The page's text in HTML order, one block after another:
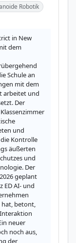
Robotik
in New
dem
Schule an
mit dem
arbeitet und
Der
und
Kontrolle
äußerten
und
Der
geplant
ED AI- und
hat, betont,
neuer
noch aus,
der